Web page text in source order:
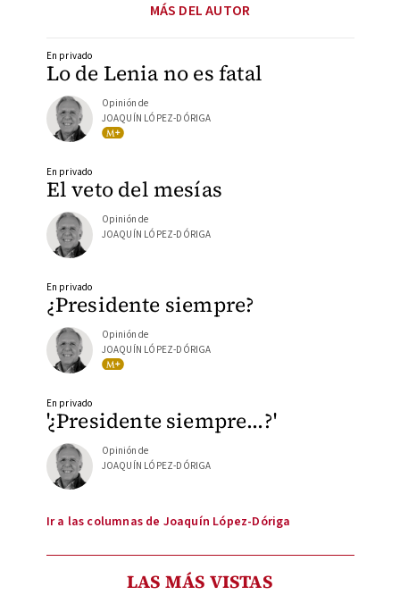
MÁS DEL AUTOR
Lo de Lenia no es fatal
En privado
Opinión de
JOAQUÍN LÓPEZ-DÓRIGA
El veto del mesías
En privado
Opinión de
JOAQUÍN LÓPEZ-DÓRIGA
¿Presidente siempre?
En privado
Opinión de
JOAQUÍN LÓPEZ-DÓRIGA
'¿Presidente siempre…?'
En privado
Opinión de
JOAQUÍN LÓPEZ-DÓRIGA
Ir a las columnas de Joaquín López-Dóriga
LAS MÁS VISTAS